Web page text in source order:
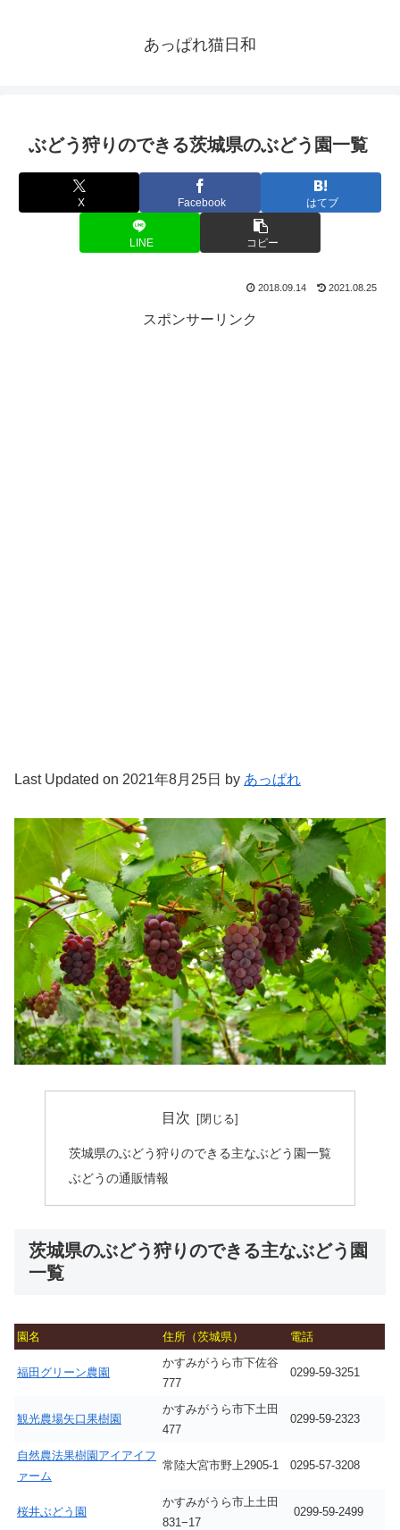
あっぱれ猫日和
ぶどう狩りのできる茨城県のぶどう園一覧
X Facebook はてブ
LINE コピー
2018.09.14 2021.08.25
スポンサーリンク
Last Updated on 2021年8月25日 by あっぱれ
目次
茨城県のぶどう狩りのできる主なぶどう園一覧
ぶどうの通販情報
茨城県のぶどう狩りのできる主なぶどう園
一覧
園名 住所（茨城県） 電話
福田グリーン農園
かすみがうら市下佐谷
777
0299-59-3251
観光農場矢口果樹園
かすみがうら市下土田
477
0299-59-2323
自然農法果樹園アイアイフ
ァーム
常陸大宮市野上2905-1 0295-57-3208
桜井ぶどう園
かすみがうら市上土田
831−17
0299-59-2499